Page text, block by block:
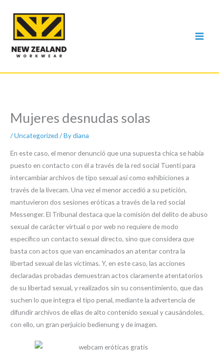
content
Mujeres desnudas solas
/Uncategorized / Bydiana
En este caso, el menor denunció que una supuesta chica se había
puesto en contacto con él a través de la red social Tuenti para
intercambiar archivos de tipo sexual así como exhibiciones a
través de la livecam. Una vez el menor accedió a su petición,
mantuvieron dos sesiones eróticas a través de la red social
Messenger. El Tribunal destaca que la comisión del delito de abuso
sexual de carácter virtual o por web no requiere de modo
específico un contacto sexual directo, sino que considera que
basta con actos que van encaminados an atentar contra la
libertad sexual de las víctimas. Y, en este caso, las acciones
declaradas probadas demuestran actos claramente atentatorios
de su libertad sexual, y realizados sin su consentimiento, que das
suchen lo que integra el tipo penal, mediante la advertencia de
difundir archivos de ellas de alto contenido sexual y causándoles,
con ello, un gran perjuicio bedienung y de imagen.